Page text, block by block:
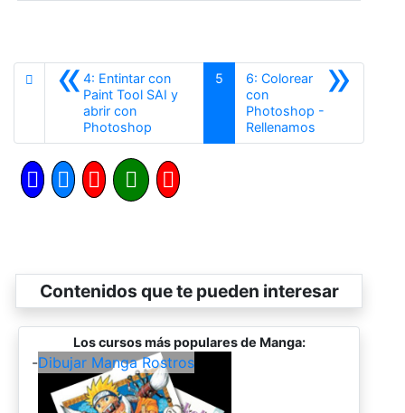
«4: Entintar con
Paint Tool SAI y
abrir con
Photoshop
5 »
6: Colorear
con
Photoshop -
RellenamosSiguiente
Contenidos que te pueden interesar
Los cursos más populares de Manga:
-Dibujar Manga Rostros